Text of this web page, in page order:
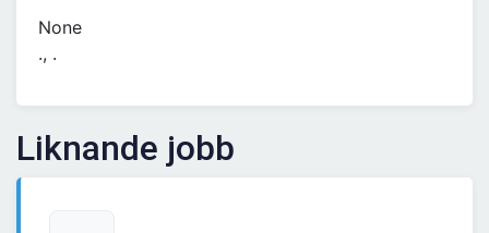
None
., .
Liknande jobb